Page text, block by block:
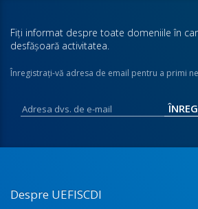
Fiţi informat despre toate domeniile în
desfăşoară activitatea.
Înregistraţi-vă adresa de email pentru a primi
Despre UEFISCDI